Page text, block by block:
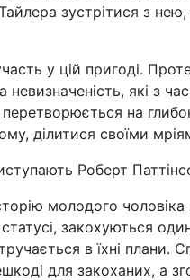
зустрітися з
у цій пригоді. Проте,
невизначеність, які з
на
ділитися своїми
Роберт
молодого
закохуються
в їхні плани.
для закоханих, а